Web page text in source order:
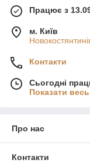
Працює з
м. Київ
Контакти
Сьогодні
Показати
Про нас
Контакти